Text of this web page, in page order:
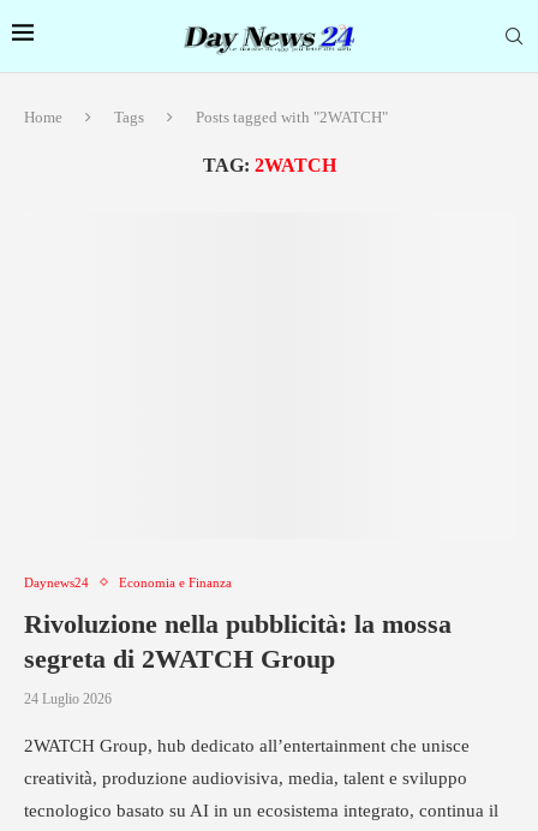
Home Tags Posts tagged with "2WATCH"
TAG: 2WATCH
Daynews24 Economia e Finanza
Rivoluzione nella pubblicità: la mossa
segreta di 2WATCH Group
24 Luglio 2026
2WATCH Group, hub dedicato all’entertainment che unisce
creatività, produzione audiovisiva, media, talent e sviluppo
tecnologico basato su AI in un ecosistema integrato, continua il